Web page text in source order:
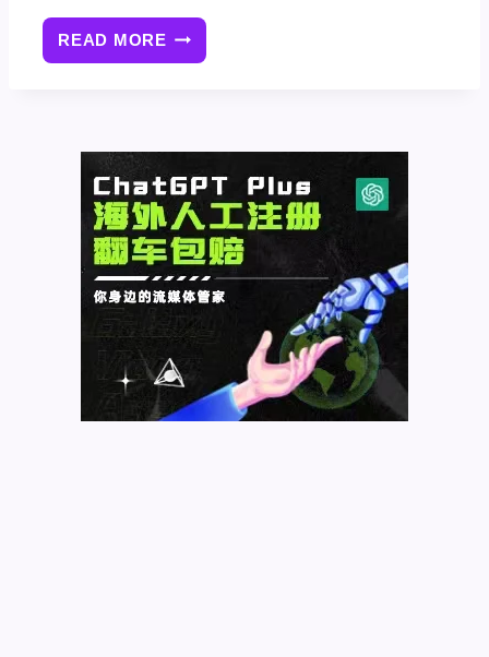
READ MORE 使
用
键
词
谷
歌
搜
索
结
排
名